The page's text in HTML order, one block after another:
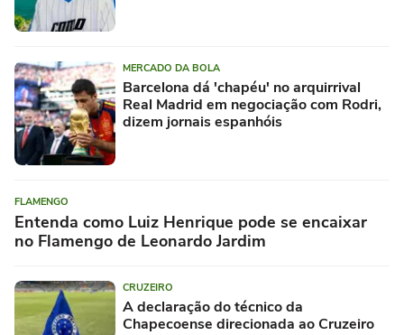
MERCADO DA BOLA
Barcelona dá 'chapéu' no arquirrival
Real Madrid em negociação com Rodri,
dizem jornais espanhóis
FLAMENGO
Entenda como Luiz Henrique pode se encaixar
no Flamengo de Leonardo Jardim
CRUZEIRO
A declaração do técnico da
Chapecoense direcionada ao Cruzeiro